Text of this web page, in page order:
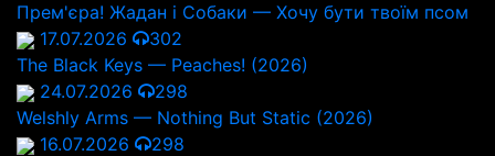
Прем'єра! Жадан і Собаки — Хочу бути твоїм псом
17.07.2026
302
The Black Keys — Peaches! (2026)
24.07.2026
298
Welshly Arms — Nothing But Static (2026)
16.07.2026
298